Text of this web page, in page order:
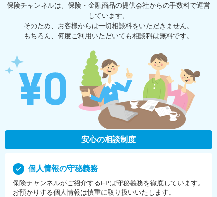
保険チャンネルは、保険・⾦融商品の提供会社からの⼿数料で運営
しています。
そのため、お客様からは一切相談料をいただきません。
もちろん、何度ご利⽤いただいても相談料は無料です。
安心の相談制度
個⼈情報の守秘義務
保険チャンネルがご紹介するFPは守秘義務を徹底しています。
お預かりする個⼈情報は慎重に取り扱いいたします。